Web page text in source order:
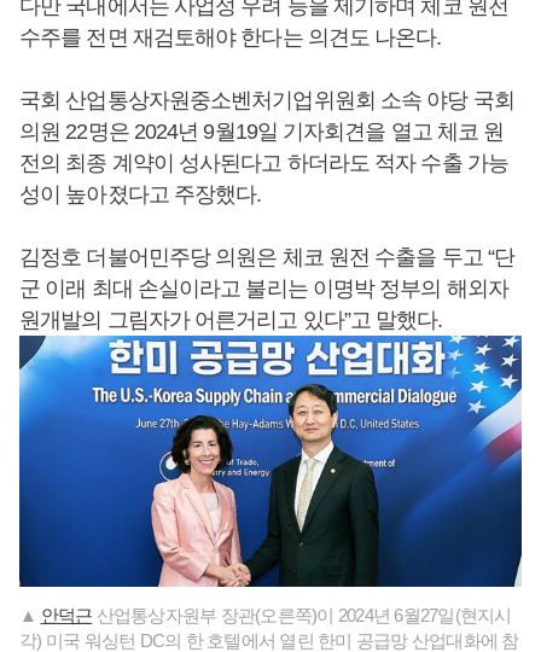
다만 국내에서는 사업성 우려 등을 제기하며 체코 원전
수주를 전면 재검토해야 한다는 의견도 나온다.
국회 산업통상자원중소벤처기업위원회 소속 야당 국회
의원 22명은 2024년 9월19일 기자회견을 열고 체코 원
전의 최종 계약이 성사된다고 하더라도 적자 수출 가능
성이 높아졌다고 주장했다.
김정호 더불어민주당 의원은 체코 원전 수출을 두고 “단
군 이래 최대 손실이라고 불리는 이명박 정부의 해외자
원개발의 그림자가 어른거리고 있다”고 말했다.
▲ 안덕근 산업통상자원부 장관(오른쪽)이 2024년 6월27일(현지시
각) 미국 워싱턴 DC의 한 호텔에서 열린 한미 공급망 산업대화에 참